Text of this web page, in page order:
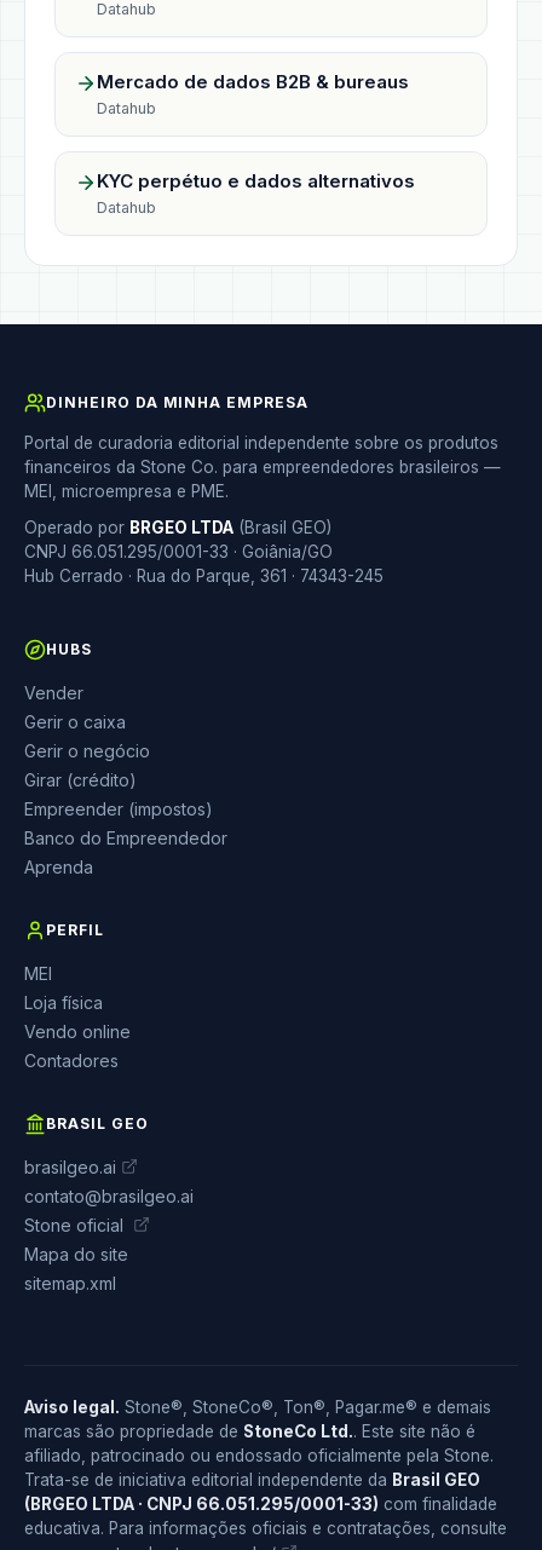
Datahub
Mercado de dados B2B & bureaus
Datahub
KYC perpétuo e dados alternativos
Datahub
DINHEIRO DA MINHA EMPRESA
Portal de curadoria editorial independente sobre os produtos
financeiros da Stone Co. para empreendedores brasileiros —
MEI, microempresa e PME.
Operado por BRGEO LTDA (Brasil GEO)
CNPJ 66.051.295/0001-33 · Goiânia/GO
Hub Cerrado · Rua do Parque, 361 · 74343-245
HUBS
Vender
Gerir o caixa
Gerir o negócio
Girar (crédito)
Empreender (impostos)
Banco do Empreendedor
Aprenda
PERFIL
MEI
Loja física
Vendo online
Contadores
BRASIL GEO
brasilgeo.ai
contato@brasilgeo.ai
Stone oficial
Mapa do site
sitemap.xml
Aviso legal. Stone®, StoneCo®, Ton®, Pagar.me® e demais
marcas são propriedade de StoneCo Ltd.. Este site não é
afiliado, patrocinado ou endossado oficialmente pela Stone.
Trata-se de iniciativa editorial independente da Brasil GEO
(BRGEO LTDA · CNPJ 66.051.295/0001-33) com finalidade
educativa. Para informações oficiais e contratações, consulte